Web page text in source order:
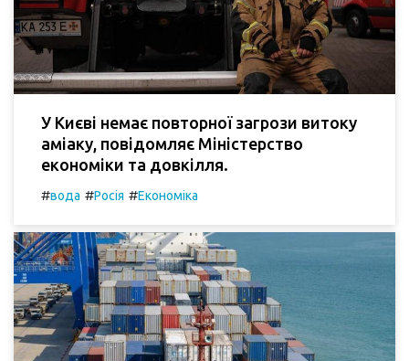
У Києві немає повторної загрози витоку
аміаку, повідомляє Міністерство
економіки та довкілля.
#вода #Росія #Економіка